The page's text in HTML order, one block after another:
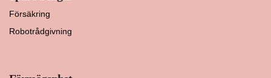
Försäkring
Robotrådgivning